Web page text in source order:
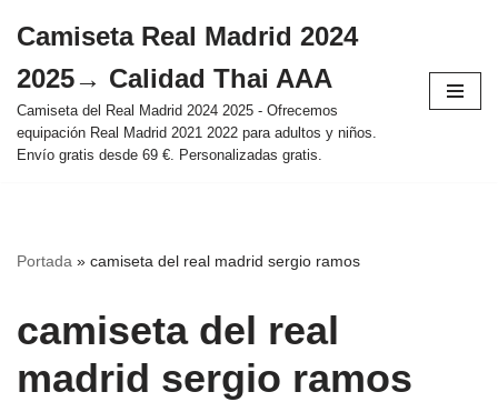
al
contenido
Camiseta Real Madrid 2024
2025→ Calidad Thai AAA
Camiseta del Real Madrid 2024 2025 - Ofrecemos
equipación Real Madrid 2021 2022 para adultos y niños.
Envío gratis desde 69 €. Personalizadas gratis.
Portada » camiseta del real madrid sergio ramos
camiseta del real
madrid sergio ramos